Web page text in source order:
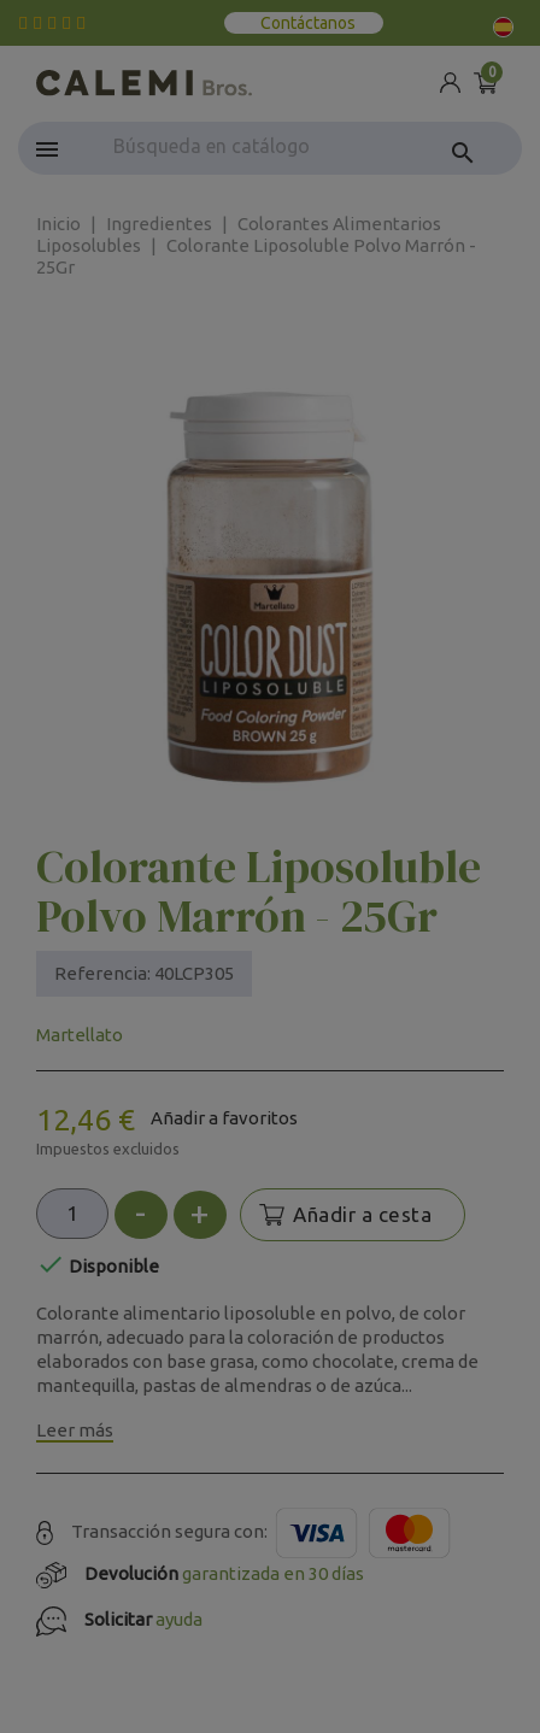
Contáctanos
0
search
Inicio Ingredientes
Colorantes Alimentarios
Liposolubles
Colorante Liposoluble Polvo Marrón -
25Gr
Colorante Liposoluble
Polvo Marrón - 25Gr
Referencia: 40LCP305
Martellato
12,46 € Añadir a favoritos
Impuestos excluidos
- + Añadir a cesta
 Disponible
Colorante alimentario liposoluble en polvo, de color
marrón, adecuado para la coloración de productos
elaborados con base grasa, como chocolate, crema de
mantequilla, pastas de almendras o de azúca...
Leer más
Transacción segura con:
Devolucióngarantizada en 30 días
Solicitarayuda